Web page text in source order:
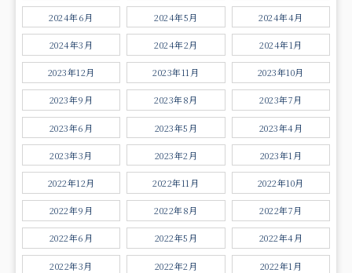
2024年6月 2024年5月 2024年4月
2024年3月 2024年2月 2024年1月
2023年12月 2023年11月 2023年10月
2023年9月 2023年8月 2023年7月
2023年6月 2023年5月 2023年4月
2023年3月 2023年2月 2023年1月
2022年12月 2022年11月 2022年10月
2022年9月 2022年8月 2022年7月
2022年6月 2022年5月 2022年4月
2022年3月 2022年2月 2022年1月